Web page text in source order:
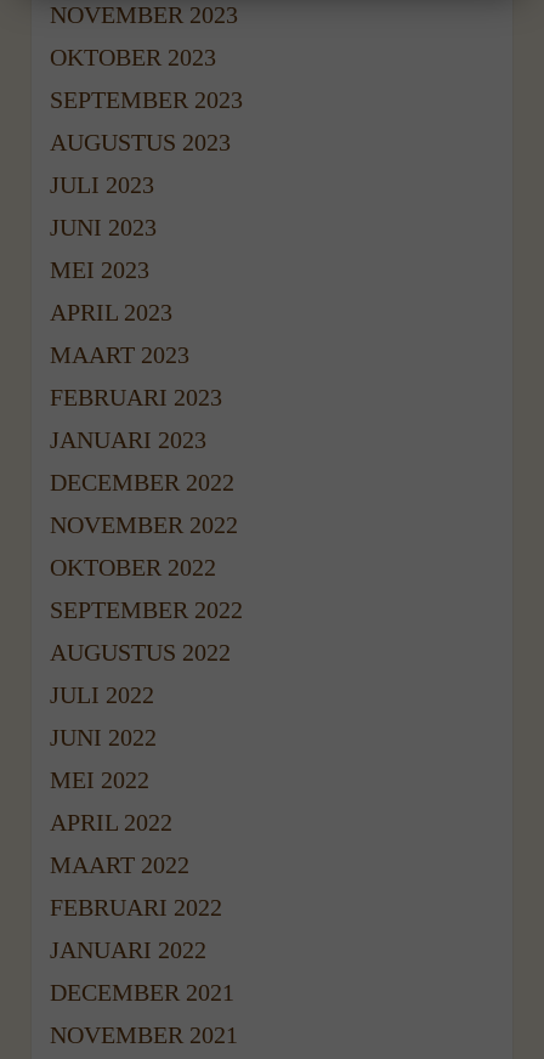
NOVEMBER 2023
OKTOBER 2023
SEPTEMBER 2023
AUGUSTUS 2023
JULI 2023
JUNI 2023
MEI 2023
APRIL 2023
MAART 2023
FEBRUARI 2023
JANUARI 2023
DECEMBER 2022
NOVEMBER 2022
OKTOBER 2022
SEPTEMBER 2022
AUGUSTUS 2022
JULI 2022
JUNI 2022
MEI 2022
APRIL 2022
MAART 2022
FEBRUARI 2022
JANUARI 2022
DECEMBER 2021
NOVEMBER 2021